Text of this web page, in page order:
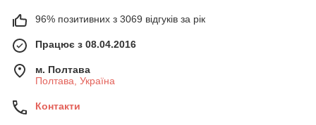
96% позитивних з 3069 відгуків за рік
Працює з 08.04.2016
м. Полтава
Полтава, Україна
Контакти